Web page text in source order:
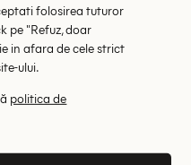
- 58%
folosirea tuturor
pe "Refuz, doar
in afara de cele strict
ului.
politica de